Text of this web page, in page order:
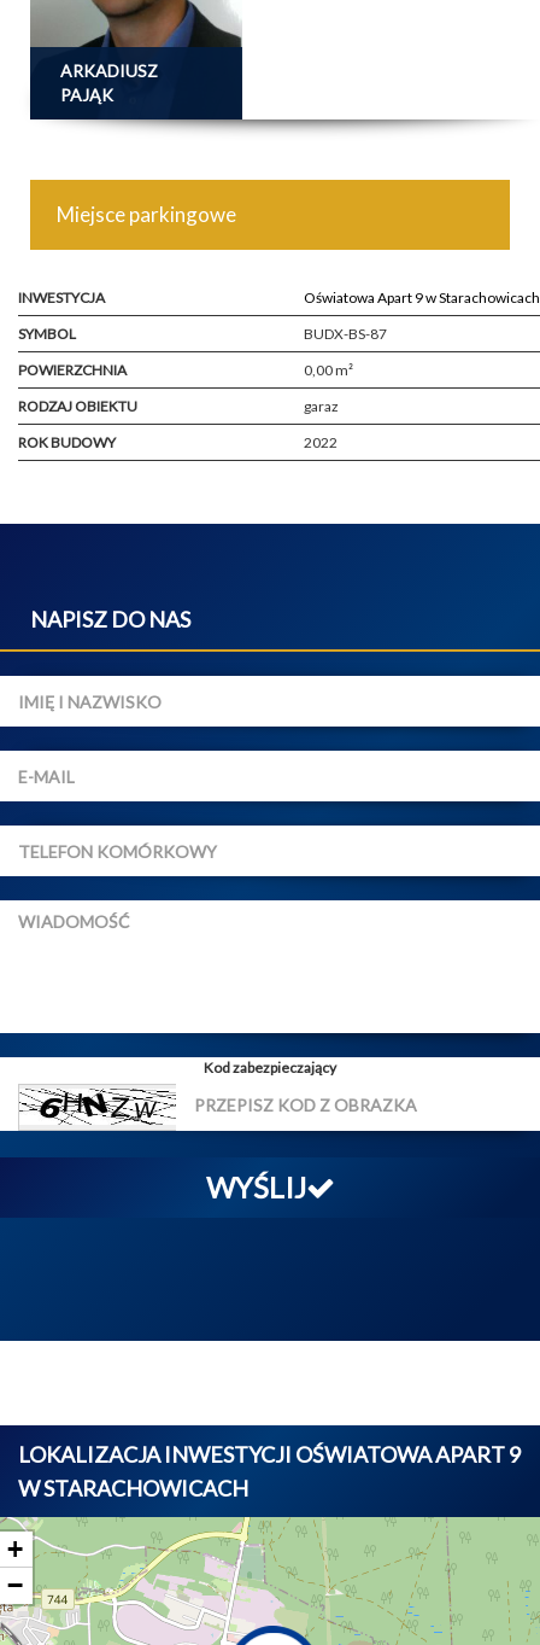
ARKADIUSZ
PAJĄK
Miejsce parkingowe
INWESTYCJA
Oświatowa Apart 9 w Starachowicach
SYMBOL
BUDX-BS-87
POWIERZCHNIA
0,00 m²
RODZAJ OBIEKTU
garaz
ROK BUDOWY
2022
NAPISZ DO NAS
Kod zabezpieczający
WYŚLIJ
LOKALIZACJA INWESTYCJI OŚWIATOWA APART 9
W STARACHOWICACH
+
−